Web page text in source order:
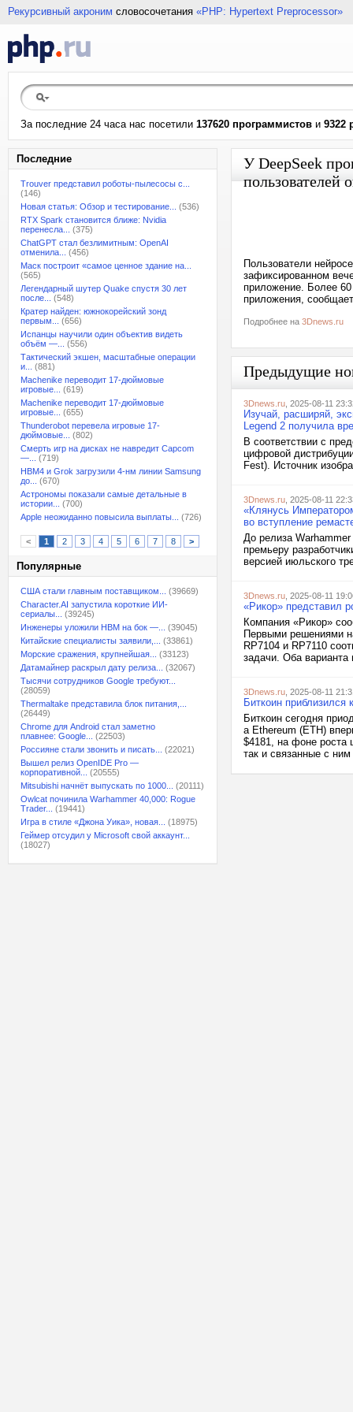
Рекурсивный акроним словосочетания «PHP: Hypertext Preprocessor»
За последние 24 часа нас посетили 137620 программистов и 9322
Последние
Trouver представил роботы-пылесосы с...
(146)
Новая статья: Обзор и тестирование...
(536)
RTX Spark становится ближе: Nvidia
перенесла...
(375)
ChatGPT стал безлимитным: OpenAI
отменила...
(456)
Маск построит «самое ценное здание на...
(565)
Легендарный шутер Quake спустя 30 лет
после...
(548)
Кратер найден: южнокорейский зонд
первым...
(656)
Испанцы научили один объектив видеть
объём —...
(556)
Тактический экшен, масштабные операции
и...
(881)
Machenike переводит 17-дюймовые
игровые...
(619)
Machenike переводит 17-дюймовые
игровые...
(655)
Thunderobot перевела игровые 17-
дюймовые...
(802)
Смерть игр на дисках не навредит Capcom
—...
(719)
HBM4 и Grok загрузили 4-нм линии Samsung
до...
(670)
Астрономы показали самые детальные в
истории...
(700)
Apple неожиданно повысила выплаты...
(726)
< 1 2 3 4 5 6 7 8 >
Популярные
США стали главным поставщиком...
(39669)
Character.AI запустила короткие ИИ-
сериалы...
(39245)
Инженеры уложили HBM на бок —...
(39045)
Китайские специалисты заявили,...
(33861)
Морские сражения, крупнейшая...
(33123)
Датамайнер раскрыл дату релиза...
(32067)
Тысячи сотрудников Google требуют...
(28059)
Thermaltake представила блок питания,...
(26449)
Chrome для Android стал заметно
плавнее: Google...
(22503)
Россияне стали звонить и писать...
(22021)
Вышел релиз OpenIDE Pro —
корпоративной...
(20555)
Mitsubishi начнёт выпускать по 1000...
(20111)
Owlcat починила Warhammer 40,000: Rogue
Trader...
(19441)
Игра в стиле «Джона Уика», новая...
(18975)
Геймер отсудил у Microsoft свой аккаунт...
(18027)
У DeepSeek
пользователей
Пользователи
зафиксированном
приложение. Более
приложения,
Подробнее на 3Dnews.ru
Предыдущие
3Dnews.ru , 2025-08-11
Изучай, расширяй,
Legend 2 получила
В соответствии с
цифровой
Fest). Источник
3Dnews.ru , 2025-08-11
«Клянусь
во вступление
До релиза
премьеру
версией июльского
3Dnews.ru , 2025-08-11
«Рикор» представил
Компания «Рикор»
Первыми решениями
RP7104 и RP7110
задачи. Оба
3Dnews.ru , 2025-08-11
Биткоин
Биткоин сегодня
а Ethereum (ETH)
$4181, на фоне роста
так и связанные с